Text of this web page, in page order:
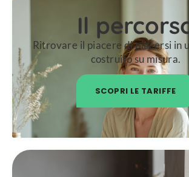
Il
Ritrovare il piacere di piacersi in
costruito su misura.
SCOPRI LE TARIFFE